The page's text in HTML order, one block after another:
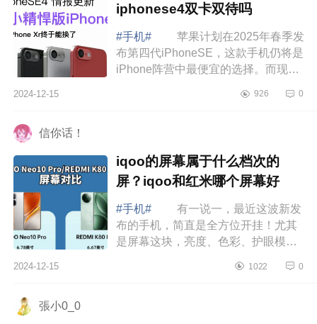
iphonese4双卡双待吗
#手机#
苹果计划在2025年春季发
布第四代iPhoneSE，这款手机仍将是
iPhone阵营中最便宜的选择。而现
进一步爆料。下面小编为大家介绍下
2024-12-15 926 0
信你话！
iqoo的屏幕属于什么档次的
屏？iqoo和红米哪个屏幕好
#手机#
有一说一，最近这波新发
布的手机，简直是全方位开挂！尤其
是屏幕这块，亮度、色彩、护眼模
编为大家介绍下iqoo的屏幕属于什么
2024-12-15 1022 0
張小0_0